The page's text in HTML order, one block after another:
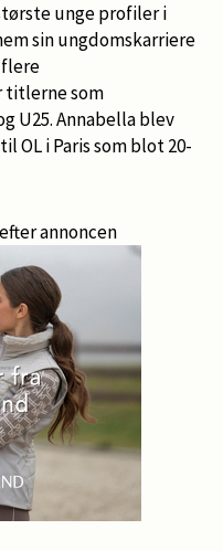
unge profiler i
sin ungdomskarriere
flere
titlerne som
U25. Annabella blev
i Paris som blot 20-
annoncen